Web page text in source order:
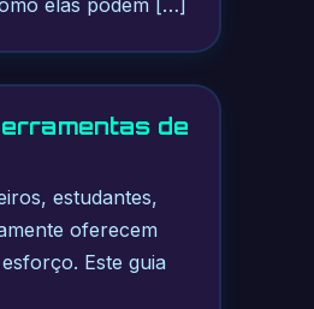
elas podem […]
de
estudantes,
oferecem
Este guia